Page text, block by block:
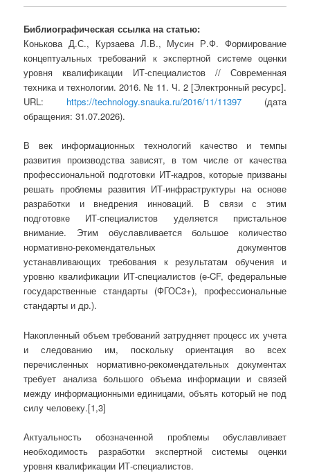
Библиографическая ссылка на статью:
Конькова Д.С., Курзаева Л.В., Мусин Р.Ф. Формирование
концептуальных требований к экспертной системе оценки
уровня квалификации ИТ-специалистов // Современная
техника и технологии. 2016. № 11. Ч. 2 [Электронный ресурс].
URL: https://technology.snauka.ru/2016/11/11397 (дата
обращения: 31.07.2026).
В век информационных технологий качество и темпы
развития производства зависят, в том числе от качества
профессиональной подготовки ИТ-кадров, которые призваны
решать проблемы развития ИТ-инфраструктуры на основе
разработки и внедрения инноваций. В связи с этим
подготовке ИТ-специалистов уделяется пристальное
внимание. Этим обуславливается большое количество
нормативно-рекомендательных документов
устанавливающих требования к результатам обучения и
уровню квалификации ИТ-специалистов (e-CF, федеральные
государственные стандарты (ФГОС3+), профессиональные
стандарты и др.).
Накопленный объем требований затрудняет процесс их учета
и следованию им, поскольку ориентация во всех
перечисленных нормативно-рекомендательных документах
требует анализа большого объема информации и связей
между информационными единицами, объять который не под
силу человеку.[1,3]
Актуальность обозначенной проблемы обуславливает
необходимость разработки экспертной системы оценки
уровня квалификации ИТ-специалистов.